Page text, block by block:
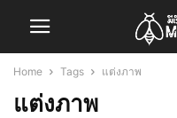
Home Tags แต่งภาพ
แต่งภาพ